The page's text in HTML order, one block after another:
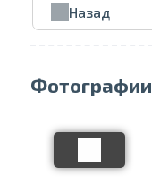
Назад
Фотографии